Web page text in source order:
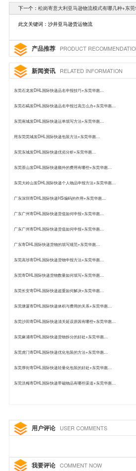
下一个： 松岗寄意大利亚马逊物流模式有哪几种+东莞
此文关键词：沙井亚马逊货运物流
产品推荐 PRODUCT
新闻资讯 RELATED INFORMATION
东莞石龙发DHL国际快递品名申报技巧+东莞华惠…
东莞石碣发DHL国际快递品名申报过高怎么办+东莞华惠…
东莞南城发DHL国际快递运单填写方法+东莞华惠…
用东莞莞城发DHL国际快递包装方法+东莞华惠…
东莞东城发DHL国际快递优劣分析+东莞华惠…
东莞茶山发DHL国际快递额外的费用有哪些+东莞华惠…
东莞大岭山发DHL国际快递个人物品申报方法+东莞华惠…
广东深圳寄DHL国际快递HS编码的作用+东莞华惠…
广东广州寄DHL国际快递货值如何申报+东莞华惠…
广东广州寄DHL国际快递货值如何申报+东莞华惠…
广东寄DHL国际快递货物的填写规范+东莞华惠…
东莞高埗寄DHL国际快递货物申报方法+东莞华惠…
东莞寄DHL国际快递货物数量如何填写+东莞华惠…
东莞长安寄DHL国际快递超重如何解决+东莞华惠…
东莞塘厦寄DHL国际快递体积与费用的关系+东莞华惠…
东莞沙田寄DHL国际快递清关延误原因有哪些+东莞华惠…
东莞麻涌寄DHL国际快递货物拆分的好处+东莞华惠…
东莞虎门寄DHL国际快递优化包装的方法+东莞华惠…
东莞厚街寄DHL国际快递轻量化包装的好处+东莞华惠…
东莞洪梅寄DHL国际快递带磁物品有哪些渠道+东莞华惠…
用户评论 USER COMMENTS
我要评论 COMMENT NOW